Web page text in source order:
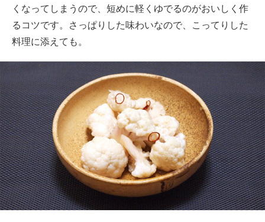
くなってしまうので、短めに軽くゆでるのがおいしく作
るコツです。さっぱりした味わいなので、こってりした
料理に添えても。